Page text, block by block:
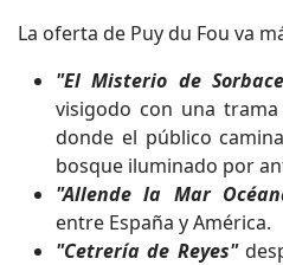
La oferta de Puy du Fou va
"El Misterio de
visigodo con una
donde el público
bosque iluminado por
"Allende la Mar
entre España y América.
"Cetrería de Reyes"